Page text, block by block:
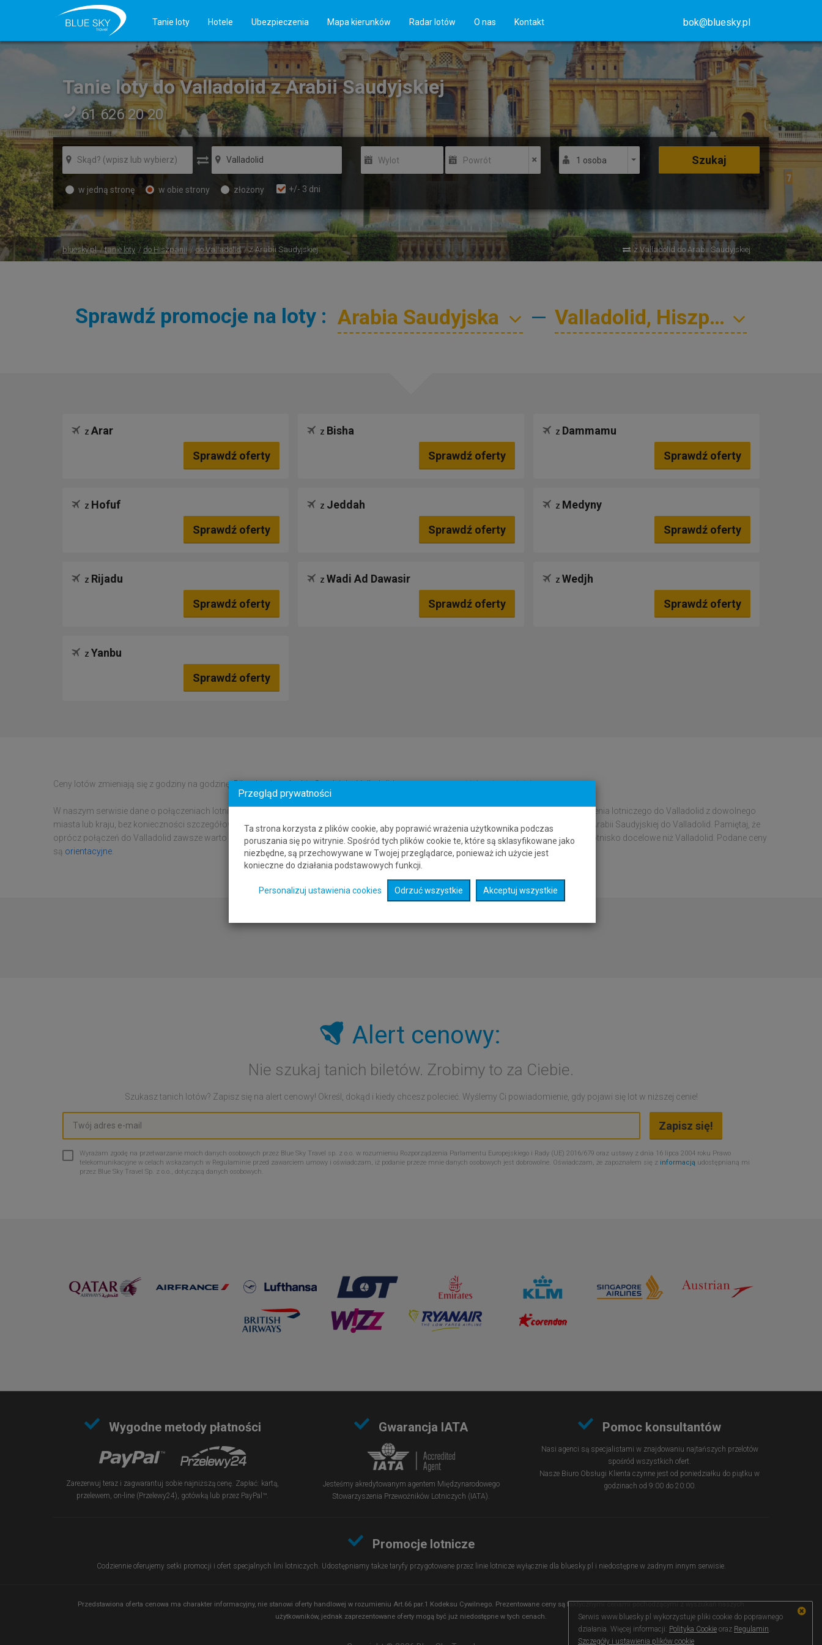
Tanie loty Hotele Ubezpieczenia Mapa kierunków Radar lotów O nas Kontakt bok@bluesky.pl
Tanie loty do Valladolid z Arabii Saudyjskiej
61 626 20 20
Wylot Powrót 1 osoba
w jedną stronę w obie strony złożony +/- 3 dni
Szukaj
bluesky.pl tanie loty do Hiszpanii do Valladolid z Arabii Saudyjskiej z Valladolid do Arabii Saudyjskiej
Sprawdź promocje na loty : —
z Arar
Sprawdź oferty
z Bisha
Sprawdź oferty
z Dammamu
Sprawdź oferty
z Hofuf
Sprawdź oferty
z Jeddah
Sprawdź oferty
z Medyny
Sprawdź oferty
z Rijadu
Sprawdź oferty
z Wadi Ad Dawasir
Sprawdź oferty
z Wedjh
Sprawdź oferty
z Yanbu
Sprawdź oferty
Ceny lotów zmieniają się z godziny na godzinę.Bilety lotnicze Arabia Saudyjska Valladolidwarto rezerwować jak najwcześniej.
W naszym serwisie dane o połączeniach lotniczych zbierane są z wielu różnych systemów rezerwacyjnych. Umożliwia to wyszukanie połączenia lotniczego do Valladolid z dowolnego
miasta lub kraju, bez konieczności szczegółowego określania lotniska wylotu i przylotu. Bluesky.pl to najlepsza wyszukiwarka tanich lotów z Arabii Saudyjskiej do Valladolid. Pamiętaj, że
oprócz połączeń do Valladolid zawsze warto sprawdzić czybilety lotnicze Arabia Saudyjska Hiszpanianie będą tańsze, gdy wybierzesz inne lotnisko docelowe niż Valladolid. Podane ceny
są orientacyjne
Alert cenowy:
Nie szukaj tanich biletów. Zrobimy to za Ciebie.
Szukasz tanich lotów? Zapisz się na alert cenowy! Określ, dokąd i kiedy chcesz polecieć. Wyślemy Ci powiadomienie, gdy pojawi się lot w niższej cenie!
Wyrażam zgodę na przetwarzanie moich danych osobowych przez Blue Sky Travel sp. z o.o. w rozumieniu Rozporządzenia Parlamentu Europejskiego i Rady (UE) 2016/679 oraz ustawy z dnia 16 lipca 2004 roku Prawo
telekomunikacyjne w celach wskazanych w Regulaminie przed zawarciem umowy i oświadczam, iż podanie przeze mnie danych osobowych jest dobrowolne. Oświadczam, że zapoznałem się z informacją udostępnianą mi
przez Blue Sky Travel Sp. z o.o., dotyczącą danych osobowych.
Wygodne metody płatności
Zarezerwuj teraz i zagwarantuj sobie najniższą cenę. Zapłać: kartą,
przelewem, on-line (Przelewy24), gotówką lub przez PayPal™.
Gwarancja IATA
Jesteśmy akredytowanym agentem Międzynarodowego
Stowarzyszenia Przewoźników Lotniczych (IATA).
Pomoc konsultantów
Nasi agenci są specjalistami w znajdowaniu najtańszych przelotów
spośród wszystkich ofert.
Nasze Biuro Obsługi Klienta czynne jest od poniedziałku do piątku w
godzinach od 9:00 do 20:00.
Promocje lotnicze
Codziennie oferujemy setki promocji i ofert specjalnych lini lotniczych. Udostępniamy także taryfy przygotowane przez linie lotnicze wyłącznie dla bluesky.pl i niedostępne w żadnym innym serwisie.
Przedstawiona oferta cenowa ma charakter informacyjny, nie stanowi oferty handlowej w rozumieniu Art.66 par.1 Kodeksu Cywilnego. Prezentowane ceny są faktycznymi cenami pochodzącymi z wyszukań naszych
użytkowników, jednak zaprezentowane oferty mogą być już niedostępne w tych cenach.
Serwis www.bluesky.pl wykorzystuje pliki cookie do poprawnego
działania. Więcej informacji: Polityka Cookie oraz Regulamin.
Szczegóły i ustawienia plików cookie
Przegląd prywatności
Ta strona korzysta z plików cookie, aby poprawić wrażenia użytkownika podczas
poruszania się po witrynie. Spośród tych plików cookie te, które są sklasyfikowane jako
niezbędne, są przechowywane w Twojej przeglądarce, ponieważ ich użycie jest
konieczne do działania podstawowych funkcji.
Personalizuj ustawienia cookies Odrzuć wszystkie Akceptuj wszystkie